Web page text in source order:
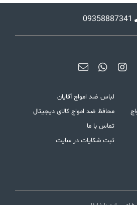
09358887341
لباس ضد امواج آقایان
محافظ ضد امواج کالای دیجیتال
تماس با ما
ثبت شکایات در سایت